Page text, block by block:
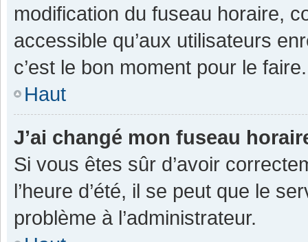
modification du fuseau horaire,
accessible qu’aux utilisateurs
c’est le bon moment pour le faire.
Haut
J’ai changé mon fuseau
Si vous êtes sûr d’avoir
l’heure d’été, il se peut que le
problème à l’administrateur.